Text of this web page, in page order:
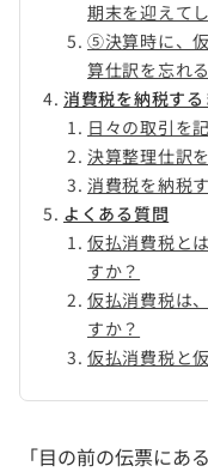
期末を迎えて
⑤決算時に、
算仕訳を忘れる
消費税を納税す
日々の取引を
決算整理仕訳
消費税を納税
よくある質問
仮払消費税と
すか？
仮払消費税は
すか？
仮払消費税と
「目の前の伝票にあ